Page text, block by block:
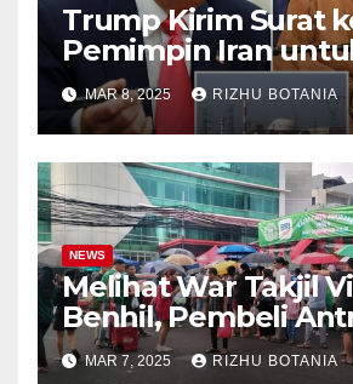
Trump Kirim Surat
Pemimpin Iran
Kesepakatan Nuklir
MAR 8, 2025 RIZHU BOTANIA
NEWS
Melihat War Takjil
Benhil, Pembeli
Panjang meski
MAR 7, 2025 RIZHU BOTANIA